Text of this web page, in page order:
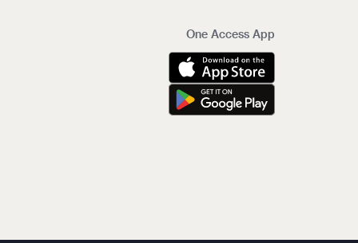
One Access App